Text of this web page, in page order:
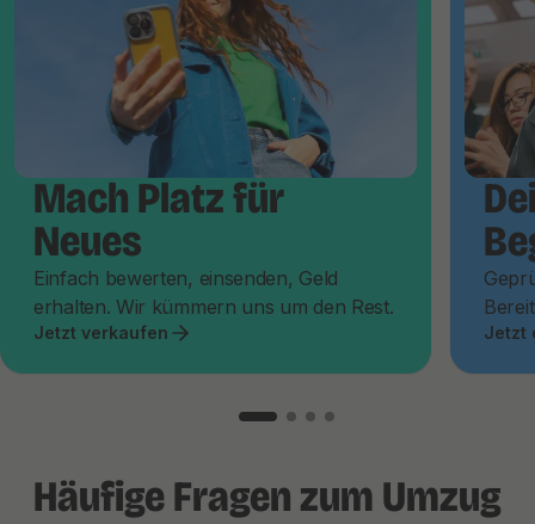
Mach Platz für
Neues
Einfach bewerten, einsenden, Geld
erhalten. Wir kümmern uns um den Rest.
Jetzt verkaufen Jetzt
Häufige Fragen zum Umzug